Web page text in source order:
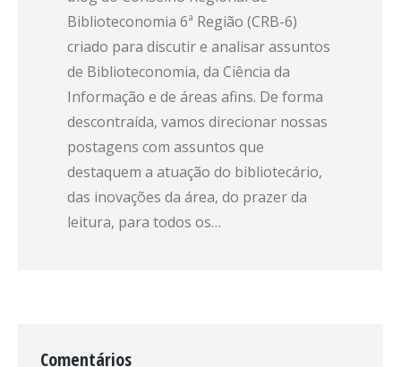
Biblioteconomia 6ª Região (CRB-6)
criado para discutir e analisar assuntos
de Biblioteconomia, da Ciência da
Informação e de áreas afins. De forma
descontraída, vamos direcionar nossas
postagens com assuntos que
destaquem a atuação do bibliotecário,
das inovações da área, do prazer da
leitura, para todos os…
Comentários